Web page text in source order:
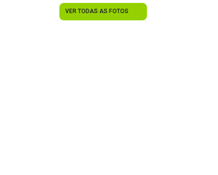
VER TODAS AS FOTOS